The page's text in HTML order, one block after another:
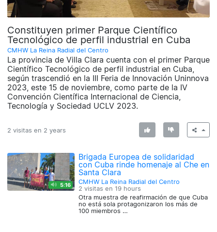
Constituyen primer Parque Científico
Tecnológico de perfil industrial en Cuba
CMHW La Reina Radial del Centro
La provincia de Villa Clara cuenta con el primer Parque
Científico Tecnológico de perfil industrial en Cuba,
según trascendió en la III Feria de Innovación Uninnova
2023, este 15 de noviembre, como parte de la IV
Convención Científica Internacional de Ciencia,
Tecnología y Sociedad UCLV 2023.
2 visitas en 2 years
5:16
Brigada Europea de solidaridad
con Cuba rinde homenaje al Che en
Santa Clara
CMHW La Reina Radial del Centro
2 visitas en 19 hours
Otra muestra de reafirmación de que Cuba
no está sola protagonizaron los más de
100 miembros …